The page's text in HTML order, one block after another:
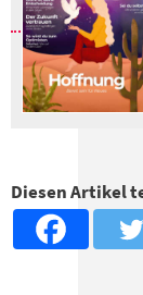
Diesen Artikel